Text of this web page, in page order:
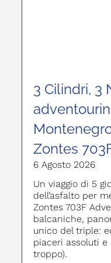
3 Cilindri, 3
Zontes
6 Agosto 2026
Un viaggio di 5
dell’asfalto per
Zontes 703F
balcaniche,
unico del triple:
piaceri assoluti e
troppo).